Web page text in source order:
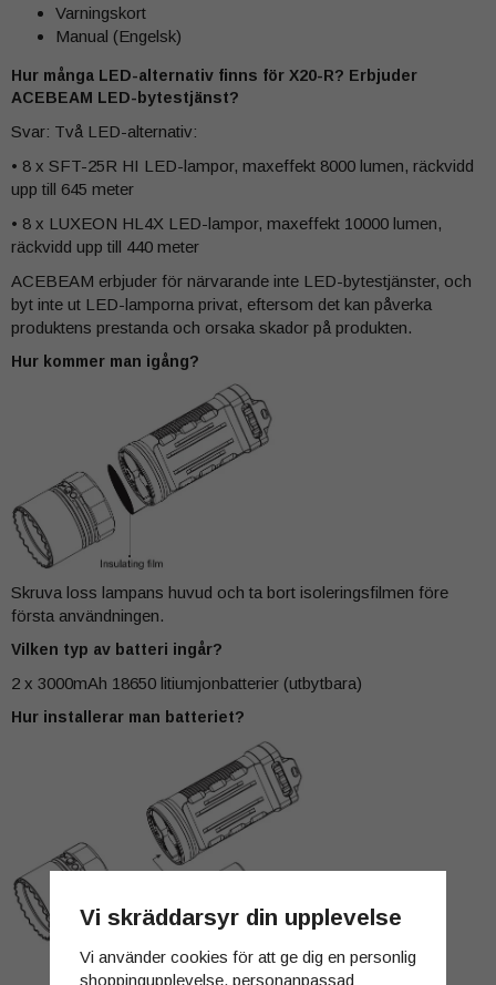
Varningskort
Manual (Engelsk)
Hur många LED-alternativ finns för X20-R? Erbjuder
ACEBEAM LED-bytestjänst?
Svar: Två LED-alternativ:
• 8 x SFT-25R HI LED-lampor, maxeffekt 8000 lumen, räckvidd
upp till 645 meter
• 8 x LUXEON HL4X LED-lampor, maxeffekt 10000 lumen,
räckvidd upp till 440 meter
ACEBEAM erbjuder för närvarande inte LED-bytestjänster, och
byt inte ut LED-lamporna privat, eftersom det kan påverka
produktens prestanda och orsaka skador på produkten.
Hur kommer man igång?
Skruva loss lampans huvud och ta bort isoleringsfilmen före
första användningen.
Vilken typ av batteri ingår?
2 x 3000mAh 18650 litiumjonbatterier (utbytbara)
Hur installerar man batteriet?
Vi skräddarsyr din upplevelse
Vi använder cookies för att ge dig en personlig
shoppingupplevelse, personanpassad